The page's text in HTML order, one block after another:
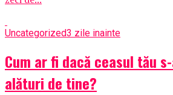
Uncategorized3 zile inainte
Cum ar fi dacă ceasul tău
alături de tine?